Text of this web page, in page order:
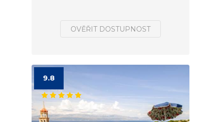
OVĚŘIT DOSTUPNOST
9.8